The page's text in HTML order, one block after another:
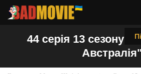
44 серія 13 сезону
Австралія"